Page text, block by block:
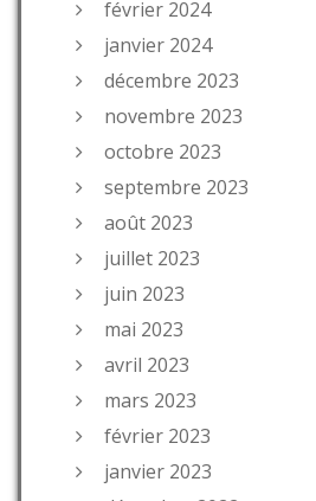
février 2024
janvier 2024
décembre 2023
novembre 2023
octobre 2023
septembre 2023
août 2023
juillet 2023
juin 2023
mai 2023
avril 2023
mars 2023
février 2023
janvier 2023